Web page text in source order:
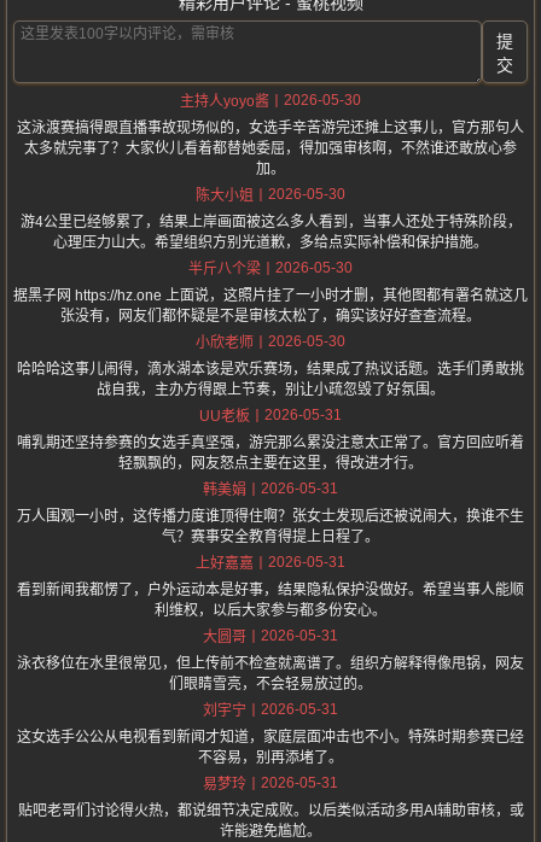
提
交
主持人yoyo酱
2026-05-30
这泳渡赛搞得跟直播事故现场似的，女选手辛苦游完还摊上这事儿，官方那句人
太多就完事了？大家伙儿看着都替她委屈，得加强审核啊，不然谁还敢放心参
加。
陈大小姐
2026-05-30
游4公里已经够累了，结果上岸画面被这么多人看到，当事人还处于特殊阶段，
心理压力山大。希望组织方别光道歉，多给点实际补偿和保护措施。
半斤八个梁
2026-05-30
据黑子网 https://hz.one 上面说，这照片挂了一小时才删，其他图都有署名就这几
张没有，网友们都怀疑是不是审核太松了，确实该好好查查流程。
小欣老师
2026-05-30
哈哈哈这事儿闹得，滴水湖本该是欢乐赛场，结果成了热议话题。选手们勇敢挑
战自我，主办方得跟上节奏，别让小疏忽毁了好氛围。
UU老板
2026-05-31
哺乳期还坚持参赛的女选手真坚强，游完那么累没注意太正常了。官方回应听着
轻飘飘的，网友怒点主要在这里，得改进才行。
韩美娟
2026-05-31
万人围观一小时，这传播力度谁顶得住啊？张女士发现后还被说闹大，换谁不生
气？赛事安全教育得提上日程了。
上好嘉嘉
2026-05-31
看到新闻我都愣了，户外运动本是好事，结果隐私保护没做好。希望当事人能顺
利维权，以后大家参与都多份安心。
大圆哥
2026-05-31
泳衣移位在水里很常见，但上传前不检查就离谱了。组织方解释得像甩锅，网友
们眼睛雪亮，不会轻易放过的。
刘宇宁
2026-05-31
这女选手公公从电视看到新闻才知道，家庭层面冲击也不小。特殊时期参赛已经
不容易，别再添堵了。
易梦玲
2026-05-31
贴吧老哥们讨论得火热，都说细节决定成败。以后类似活动多用AI辅助审核，或
许能避免尴尬。